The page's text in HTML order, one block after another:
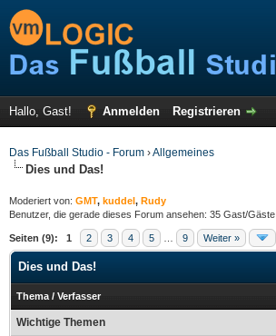
Hallo, Gast! Anmelden Registrieren
Das Fußball Studio - Forum ›Allgemeines
Dies und Das!
Moderiert von: GMT, kuddel, Rudy
Benutzer, die gerade dieses Forum ansehen: 35 Gast/Gäste
Seiten (9): 1 2 3 4 5 9 Weiter »
Dies und Das!
Thema / Verfasser
Wichtige Themen